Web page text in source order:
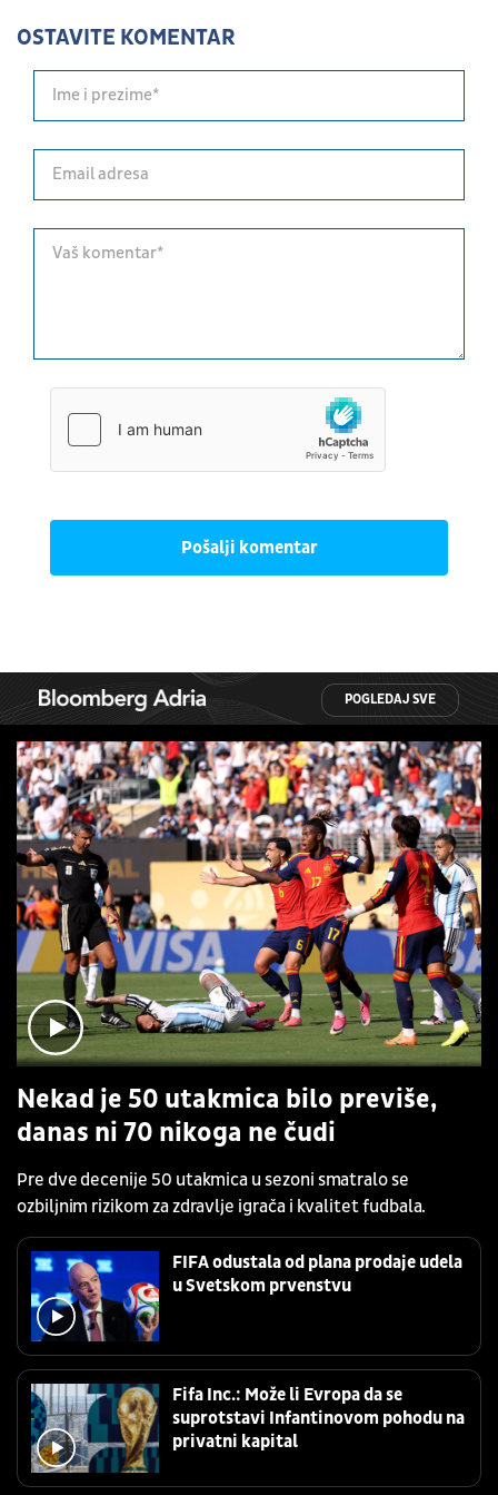
OSTAVITE KOMENTAR
Pošalji komentar
POGLEDAJ SVE
Nekad je 50 utakmica bilo previše,
danas ni 70 nikoga ne čudi
Pre dve decenije 50 utakmica u sezoni smatralo se
ozbiljnim rizikom za zdravlje igrača i kvalitet fudbala.
FIFA odustala od plana prodaje udela
u Svetskom prvenstvu
Fifa Inc.: Može li Evropa da se
suprotstavi Infantinovom pohodu na
privatni kapital